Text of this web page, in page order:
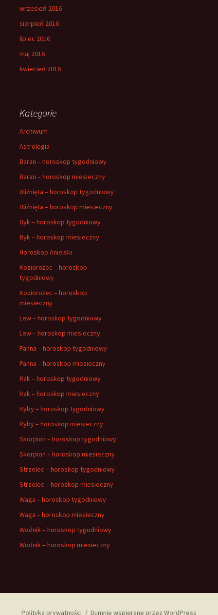
wrzesień 2016
sierpień 2016
lipiec 2016
maj 2016
kwiecień 2016
Kategorie
Archiwum
Astrologia
Baran – horoskop tygodniowy
Baran – horoskop miesieczny
Bliźnięta – horoskop tygodniowy
Bliźnięta – horoskop miesieczny
Byk – horoskop tygodniowy
Byk – horoskop miesieczny
Horoskop Anielski
Koziorożec – horoskop
tygodniowy
Koziorożec – horoskop
miesieczny
Lew – horoskop tygodniowy
Lew – horoskop miesieczny
Panna – horoskop tygodniowy
Panna – horoskop miesieczny
Rak – horoskop tygodniowy
Rak – horoskop miesieczny
Ryby – horoskop tygodniowy
Ryby – horoskop miesieczny
Skorpion – horoskop tygodniowy
Skorpion – horoskop miesieczny
Strzelec – horoskop tygodniowy
Strzelec – horoskop miesieczny
Waga – horoskop tygodniowy
Waga – horoskop miesieczny
Wodnik – horoskop tygodniowy
Wodnik – horoskop miesieczny
Polityka prywatności Dumnie wspierane przez WordPress